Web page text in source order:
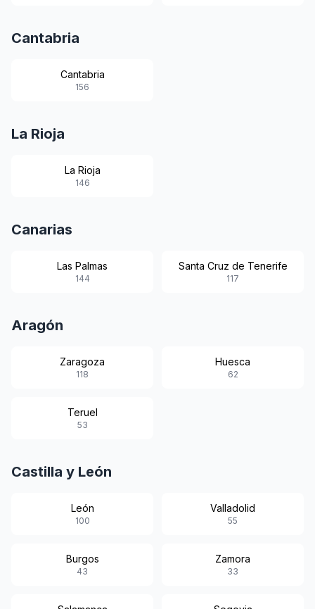
Cantabria
Cantabria
156
La Rioja
La Rioja
146
Canarias
Las Palmas
144
Santa Cruz de Tenerife
117
Aragón
Zaragoza
118
Huesca
62
Teruel
53
Castilla y León
León
100
Valladolid
55
Burgos
43
Zamora
33